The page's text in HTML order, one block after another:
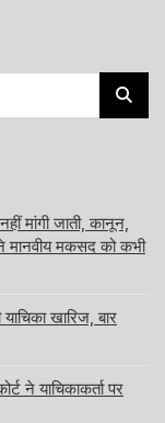
मांगी जाती, कानून,
मानवीय मकसद को कभी
खारिज, बार
ने याचिकाकर्ता पर